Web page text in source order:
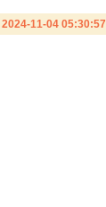
2024-11-04 05:30:57